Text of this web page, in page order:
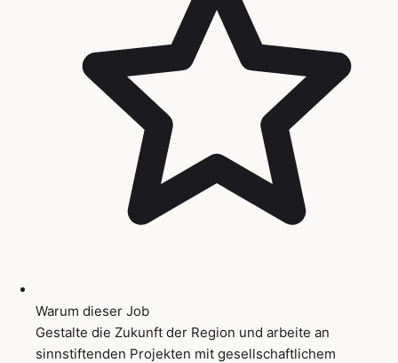
Warum dieser Job
Gestalte die Zukunft der Region und arbeite an
sinnstiftenden Projekten mit gesellschaftlichem